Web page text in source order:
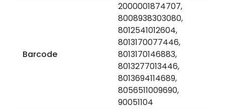
Barcode
2000001874707,
8008938303080,
8012541012604,
8013170077446,
8013170146883,
8013277013446,
8013694114689,
8056511009690,
90051104